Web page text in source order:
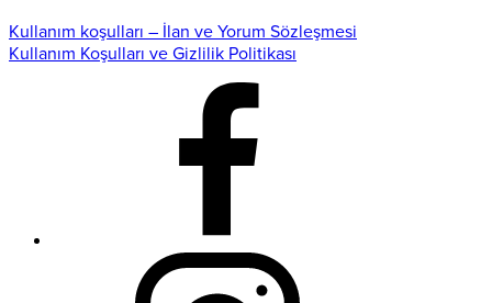
Kullanım koşulları – İlan ve Yorum Sözleşmesi
Kullanım Koşulları ve Gizlilik Politikası